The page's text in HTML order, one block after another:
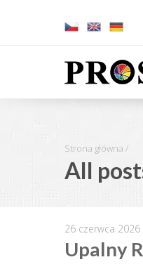
Strona główna /
All
26 czerwca 2026
Upalny